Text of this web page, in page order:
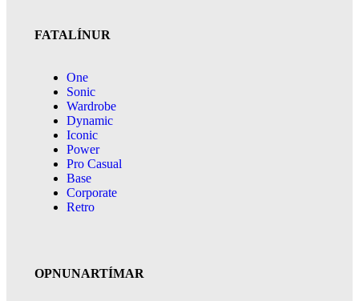
FATALÍNUR
One
Sonic
Wardrobe
Dynamic
Iconic
Power
Pro Casual
Base
Corporate
Retro
OPNUNARTÍMAR